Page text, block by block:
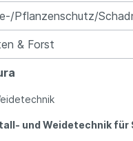
Pflanzenschutz/
& Forst
und Weidetechnik für